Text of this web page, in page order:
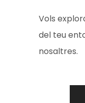
Vols
del teu
nosaltres.